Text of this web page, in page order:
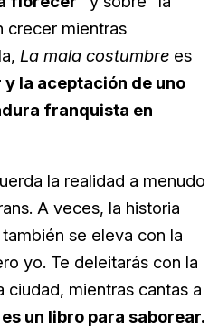
crecer mientras
La mala costumbre es
la aceptación de uno
franquista en
la realidad a menudo
A veces, la historia
se eleva con la
yo. Te deleitarás con la
ciudad, mientras cantas a
un libro para saborear.